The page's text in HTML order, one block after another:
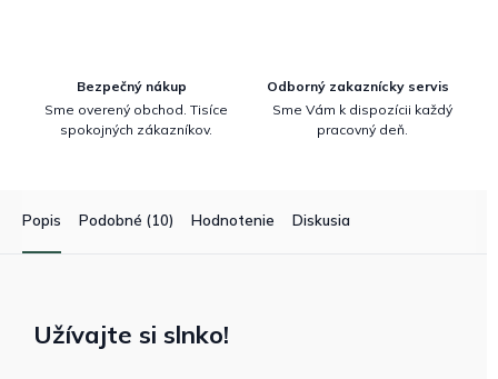
Bezpečný nákup
Sme overený obchod. Tisíce
spokojných zákazníkov.
Odborný zakaznícky servis
Sme Vám k dispozícii každý
pracovný deň.
Popis Podobné (10) Hodnotenie Diskusia
Užívajte si slnko!